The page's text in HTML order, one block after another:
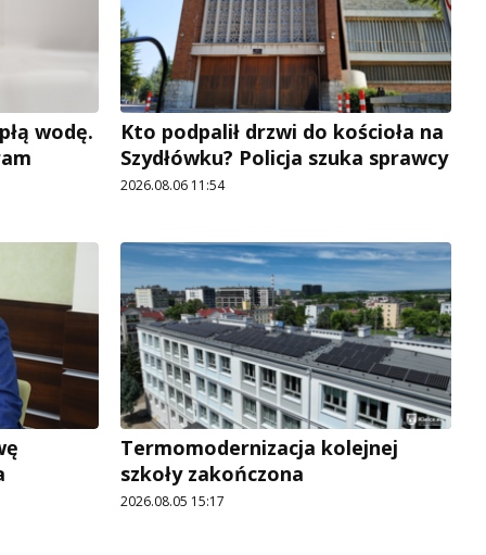
wodę.
Kto podpalił drzwi do kościoła na
Szydłówku? Policja szuka sprawcy
2026.08.06 11:54
Termomodernizacja kolejnej
szkoły zakończona
2026.08.05 15:17